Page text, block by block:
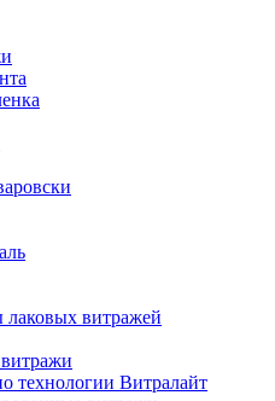
витражей
технологии Витралайт